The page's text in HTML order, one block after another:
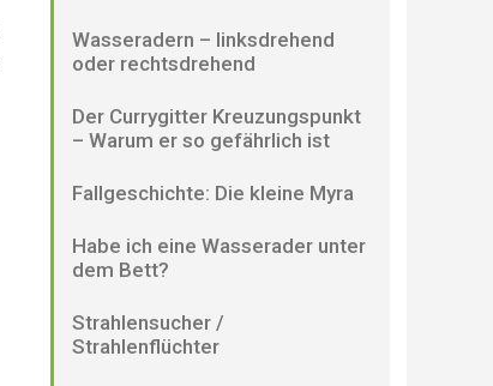
Wasseradern – linksdrehend
oder rechtsdrehend
Der Currygitter Kreuzungspunkt
– Warum er so gefährlich ist
Fallgeschichte: Die kleine Myra
Habe ich eine Wasserader unter
dem Bett?
Strahlensucher /
Strahlenflüchter